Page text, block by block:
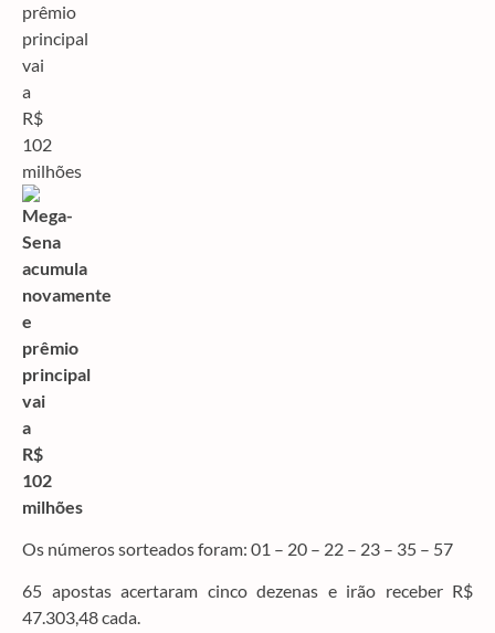
Os números sorteados foram: 01 – 20 – 22 – 23 – 35 – 57
65 apostas acertaram cinco dezenas e irão receber R$
47.303,48 cada.